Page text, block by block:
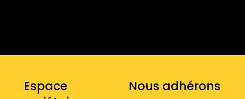
Espace
Nous adhérons